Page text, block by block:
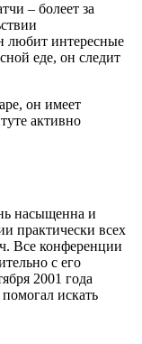
– болеет за
любит интересные
еде, он следит
он имеет
активно
насыщенна и
практически всех
Все конференции
с его
2001 года
искать